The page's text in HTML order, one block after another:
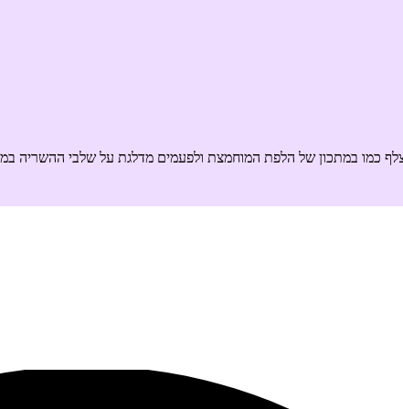
כמו במתכון של הלפת המוחמצת ולפעמים מדלגת על שלבי ההשריה